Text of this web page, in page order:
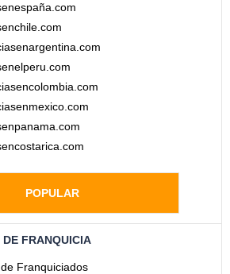
POPULAR
FRANQUICIA
Franquiciados